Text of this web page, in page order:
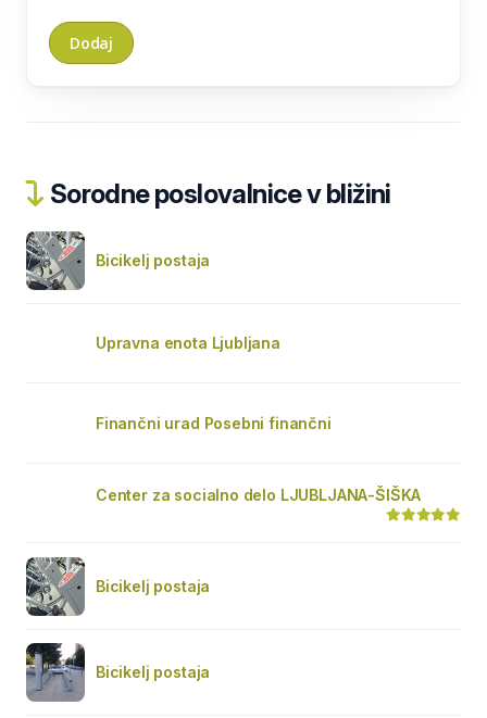
Sorodne poslovalnice v bližini
Bicikelj postaja
Upravna enota Ljubljana
Finančni urad Posebni finančni
Center za socialno delo LJUBLJANA-ŠIŠKA
Bicikelj postaja
Bicikelj postaja